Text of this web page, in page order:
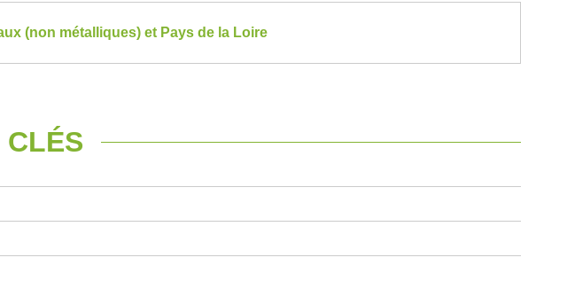
(non métalliques) et Pays de la Loire
CLÉS